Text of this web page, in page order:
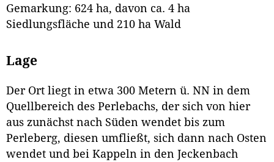
Gemarkung: 624 ha, davon ca. 4 ha
Siedlungsfläche und 210 ha Wald
Lage
Der Ort liegt in etwa 300 Metern ü. NN in dem
Quellbereich des Perlebachs, der sich von hier
aus zunächst nach Süden wendet bis zum
Perleberg, diesen umfließt, sich dann nach Osten
wendet und bei Kappeln in den Jeckenbach